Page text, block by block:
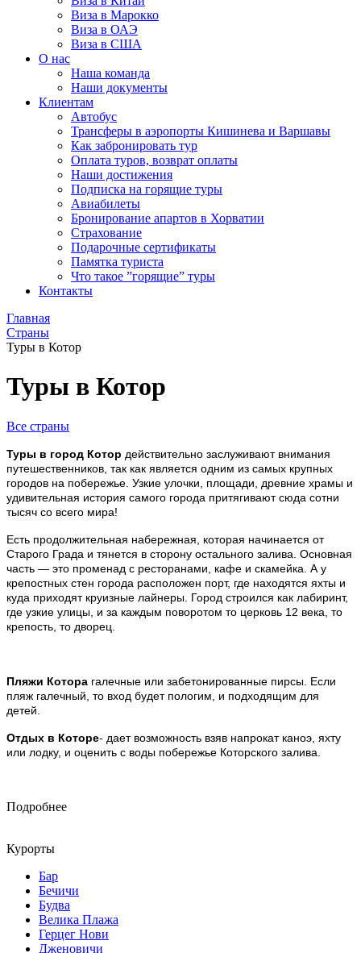
Виза в Марокко
Виза в ОАЭ
Виза в США
О нас
Наша команда
Наши документы
Клиентам
Автобус
Трансферы в аэропорты Кишинева и Варшавы
Как забронировать тур
Оплата туров, возврат оплаты
Наши достижения
Подписка на горящие туры
Авиабилеты
Бронирование апартов в Хорватии
Страхование
Подарочные сертификаты
Памятка туриста
Что такое ”горящие” туры
Контакты
Главная
Страны
Туры в Котор
Туры в Котор
Все страны
Туры в город Котор действительно заслуживают внимания
путешественников, так как является одним из самых крупных
городов на побережье. Узкие улочки, площади, древние храмы и
удивительная история самого города притягивают сюда сотни
тысяч со всего мира!
Есть продолжительная набережная, которая начинается от
Старого Града и тянется в сторону остального залива. Основная
часть — это променад с ресторанами, кафе и скамейка. А у
крепостных стен города расположен порт, где находятся яхты и
куда приходят круизные лайнеры. Город строился как лабиринт,
где узкие улицы, и за каждым поворотом то церковь 12 века, то
крепость, то дворец.
Пляжи Котора галечные или забетонированные пирсы. Если
пляж галечный, то вход будет пологим, и подходящим для
детей.
Отдых в Которе- дает возможность взяв напрокат каноэ, яхту
или лодку, и оценить с воды побережье Которского залива.
Подробнее
Курорты
Бар
Бечичи
Будва
Велика Плажа
Герцег Нови
Дженовичи